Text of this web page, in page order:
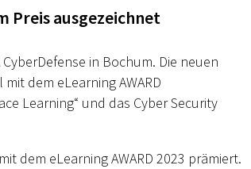
Preis ausgezeichnet
in Bochum. Die neuen
dem eLearning AWARD
Learning“ und das Cyber Security
dem eLearning AWARD 2023 prämiert.